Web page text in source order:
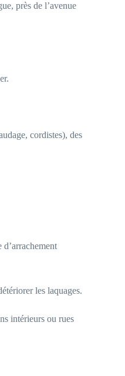
près de l’avenue
cordistes), des
les laquages.
intérieurs ou rues